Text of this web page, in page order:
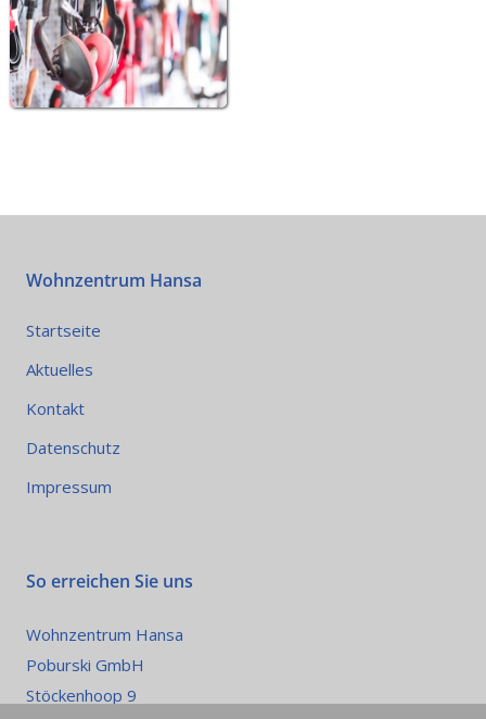
Wohnzentrum Hansa
Startseite
Aktuelles
Kontakt
Datenschutz
Impressum
So erreichen Sie uns
Wohnzentrum Hansa
Poburski GmbH
Stöckenhoop 9